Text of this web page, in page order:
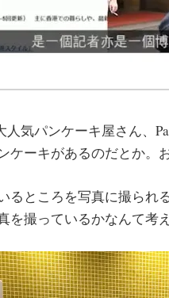
人気パンケーキ屋さん、
ケーキがあるのだとか。
るところを写真に撮られ
を撮っているかなんて考